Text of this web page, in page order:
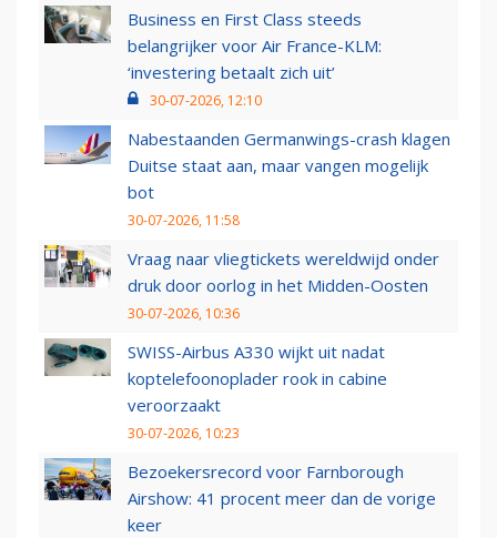
Business en First Class steeds
belangrijker voor Air France-KLM:
‘investering betaalt zich uit’
30-07-2026, 12:10
Nabestaanden Germanwings-crash klagen
Duitse staat aan, maar vangen mogelijk
bot
30-07-2026, 11:58
Vraag naar vliegtickets wereldwijd onder
druk door oorlog in het Midden-Oosten
30-07-2026, 10:36
SWISS-Airbus A330 wijkt uit nadat
koptelefoonoplader rook in cabine
veroorzaakt
30-07-2026, 10:23
Bezoekersrecord voor Farnborough
Airshow: 41 procent meer dan de vorige
keer